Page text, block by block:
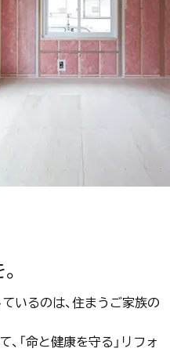
いるのは、住まうご家族の
「命と健康を守る」リフォ